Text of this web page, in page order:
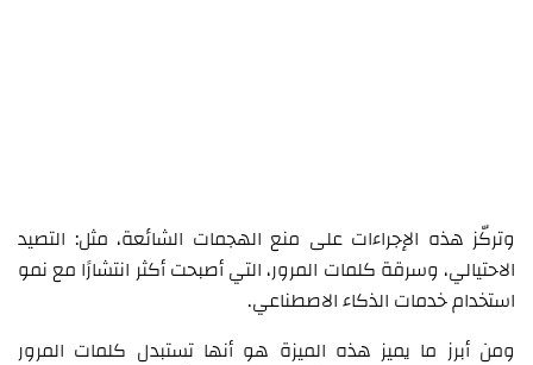
وتركّز هذه الإجراءات على منع الهجمات الشائعة، مثل: التصيد
الاحتيالي، وسرقة كلمات المرور، التي أصبحت أكثر انتشارًا مع نمو
استخدام خدمات الذكاء الاصطناعي.
ومن أبرز ما يميز هذه الميزة هو أنها تستبدل كلمات المرور